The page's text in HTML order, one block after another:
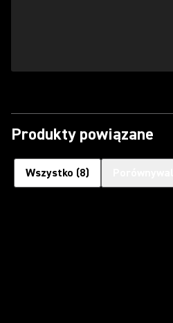
Produkty powiązane
Wszystko (8)